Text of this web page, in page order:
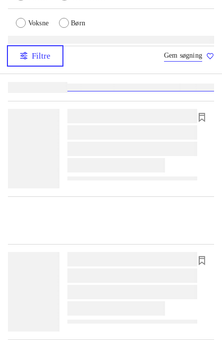
Voksne Børn
Filtre Gem søgning
lorem ipsum dolor sit amet ...
lorem ipsum dolor sit amet ...